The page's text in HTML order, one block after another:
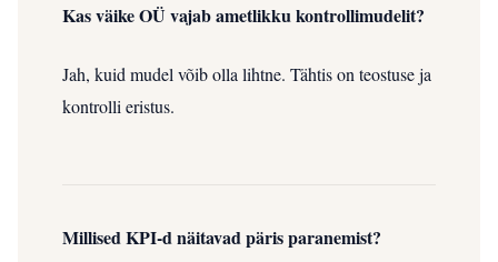
Kas väike OÜ vajab ametlikku kontrollimudelit?
Jah, kuid mudel võib olla lihtne. Tähtis on teostuse ja
kontrolli eristus.
Millised KPI-d näitavad päris paranemist?